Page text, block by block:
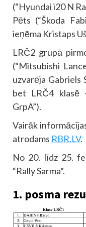
(“Hyundai i20 N
Pēts (“Škoda
ieņēma Kristaps
LRČ2 grupā
(“Mitsubishi
uzvarēja Gabriels
bet LRČ4 klasē
GrpA”).
Vairāk
atrodams RBR.LV.
No 20. līdz 25.
“Rally Sarma”.
1. posma